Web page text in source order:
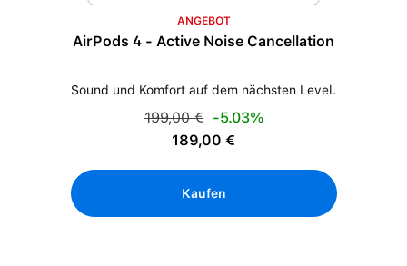
ANGEBOT
AirPods 4 - Active Noise Cancellation
Sound und Komfort auf dem nächsten Level.
Verkaufspreis:
Regulärer Preis:
199,00 €
-5.03%
189,00 €
Kaufen